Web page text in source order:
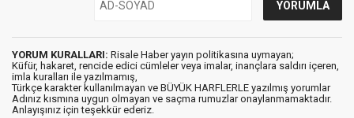
YORUM KURALLARI: Risale Haber yayın politikasına uymayan;
Küfür, hakaret, rencide edici cümleler veya imalar, inançlara saldırı içeren,
imla kuralları ile yazılmamış,
Türkçe karakter kullanılmayan ve BÜYÜK HARFLERLE yazılmış yorumlar
Adınız kısmına uygun olmayan ve saçma rumuzlar onaylanmamaktadır.
Anlayışınız için teşekkür ederiz.